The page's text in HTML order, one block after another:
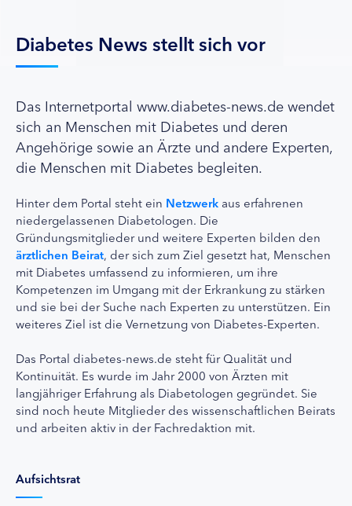
Diabetes News stellt sich vor
Das Internetportal www.diabetes-news.de wendet
sich an Menschen mit Diabetes und deren
Angehörige sowie an Ärzte und andere Experten,
die Menschen mit Diabetes begleiten.
Hinter dem Portal steht ein Netzwerk aus erfahrenen
niedergelassenen Diabetologen. Die
Gründungsmitglieder und weitere Experten bilden den
ärztlichen Beirat, der sich zum Ziel gesetzt hat, Menschen
mit Diabetes umfassend zu informieren, um ihre
Kompetenzen im Umgang mit der Erkrankung zu stärken
und sie bei der Suche nach Experten zu unterstützen. Ein
weiteres Ziel ist die Vernetzung von Diabetes-Experten.
Das Portal diabetes-news.de steht für Qualität und
Kontinuität. Es wurde im Jahr 2000 von Ärzten mit
langjähriger Erfahrung als Diabetologen gegründet. Sie
sind noch heute Mitglieder des wissenschaftlichen Beirats
und arbeiten aktiv in der Fachredaktion mit.
Aufsichtsrat